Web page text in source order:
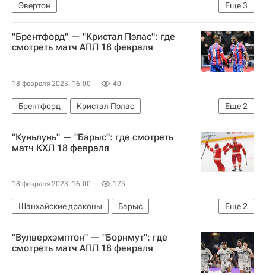
Еще3
Эвертон
АПЛ 2026-2027 (Чемпионат Англии по футболу)
Лидс Юнайтед
Анонсы и трансляции матчей
"Брентфорд" — "Кристал Пэлас": где
смотреть матч АПЛ 18 февраля
18 февраля 2023, 16:00 40
Еще2
Брентфорд
Кристал Пэлас
АПЛ 2026-2027 (Чемпионат Англии по футболу)
Анонсы и трансляции матчей
"Куньлунь" — "Барыс": где смотреть
матч КХЛ 18 февраля
18 февраля 2023, 16:00 175
Еще2
Шанхайские драконы
Барыс
Регулярный чемпионат КХЛ
Анонсы и трансляции матчей
"Вулверхэмптон" — "Борнмут": где
смотреть матч АПЛ 18 февраля